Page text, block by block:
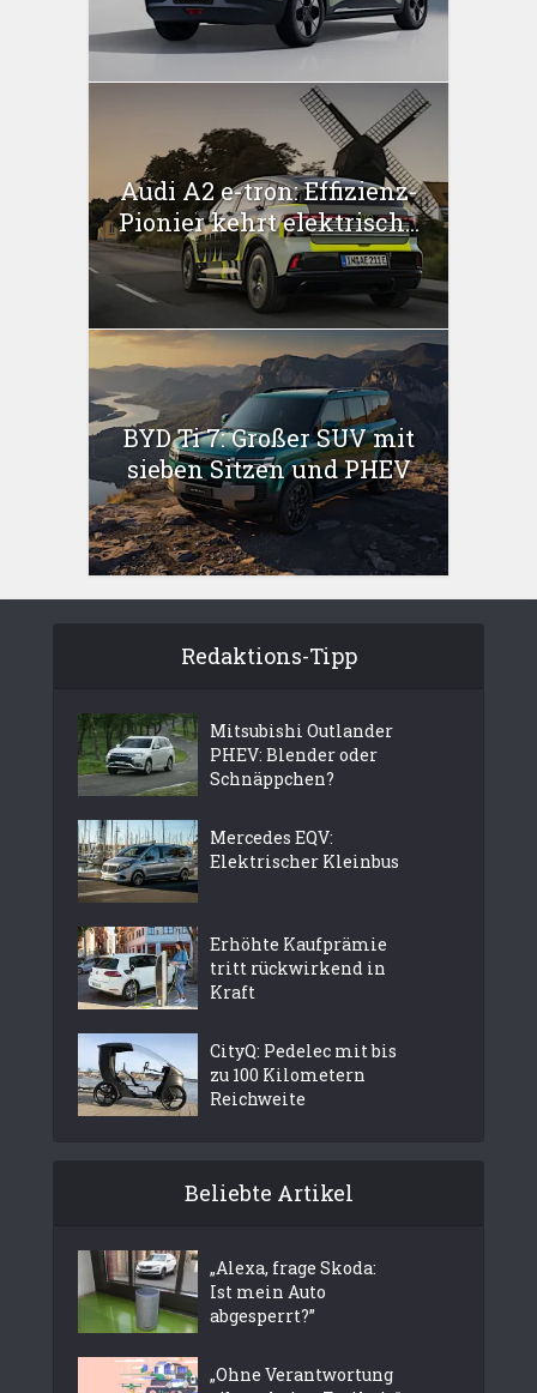
Audi A2 e-tron: Effizienz-
Pionier kehrt elektrisch...
BYD Ti 7: Großer SUV mit
sieben Sitzen und PHEV
Redaktions-Tipp
Mitsubishi Outlander
PHEV: Blender oder
Schnäppchen?
Mercedes EQV:
Elektrischer Kleinbus
Erhöhte Kaufprämie
tritt rückwirkend in
Kraft
CityQ: Pedelec mit bis
zu 100 Kilometern
Reichweite
Beliebte Artikel
„Alexa, frage Skoda:
Ist mein Auto
abgesperrt?”
„Ohne Verantwortung